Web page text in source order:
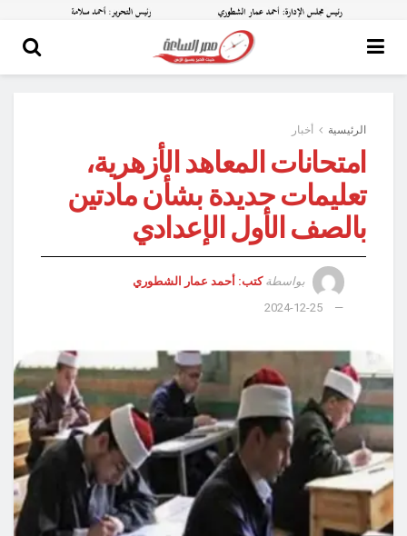
الرئيسية أخبار
امتحانات المعاهد الأزهرية،
تعليمات جديدة بشأن مادتين
بالصف الأول الإعدادي
بواسطة كتب: أحمد عمار الشطوري
2024-12-25